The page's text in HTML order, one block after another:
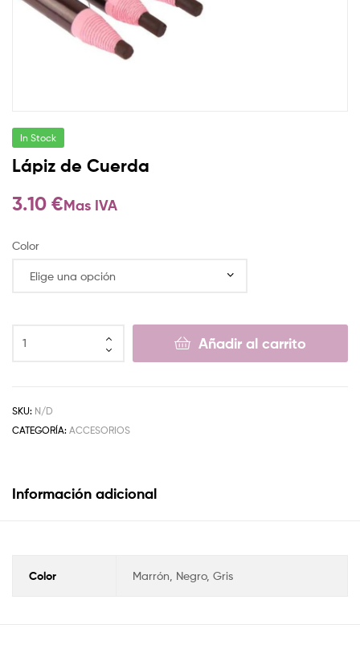
In Stock
Lápiz de Cuerda
3.10 €Mas IVA
Color
Añadir al carrito
SKU: N/D
CATEGORÍA: ACCESORIOS
Información adicional
Color Marrón, Negro, Gris